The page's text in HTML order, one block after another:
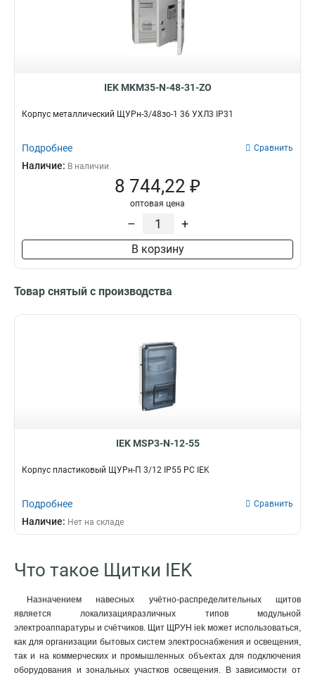
IEK MKM35-N-48-31-ZO
Корпус металлический ЩУРн-3/48зо-1 36 УХЛ3 IP31
Подробнее Сравнить
Наличие: В наличии
8 744,22 ₽
оптовая цена
– +
В корзину
Товар снятый с производства
IEK MSP3-N-12-55
Корпус пластиковый ЩУРн-П 3/12 IP55 PC IEK
Подробнее Сравнить
Наличие: Нет на складе
Что такое Щитки IEK
Назначением навесных учётно-распределительных щитов
является локализацияразличных типов модульной
электроаппаратуры и счётчиков. Щит ЩРУН iek может использоваться,
как для организации бытовых систем электроснабжения и освещения,
так и на коммерческих и промышленных объектах для подключения
оборудования и зональных участков освещения. В зависимости от